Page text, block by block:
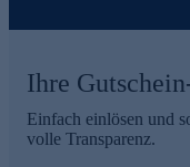
Ihre
Einfach einlösen und
volle Transparenz.